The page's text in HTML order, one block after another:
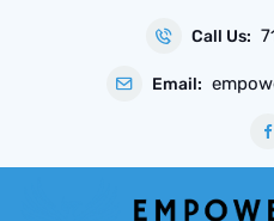
Call Us:
Email: